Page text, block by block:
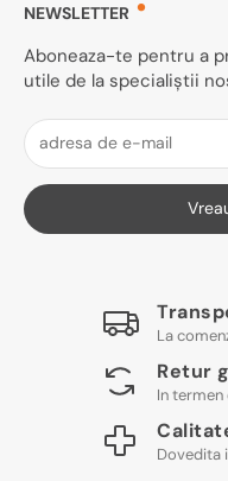
NEWSLETTER
Aboneaza-te pentru a
utile de la specialiștii
La
Retur
In termen
Dovedita